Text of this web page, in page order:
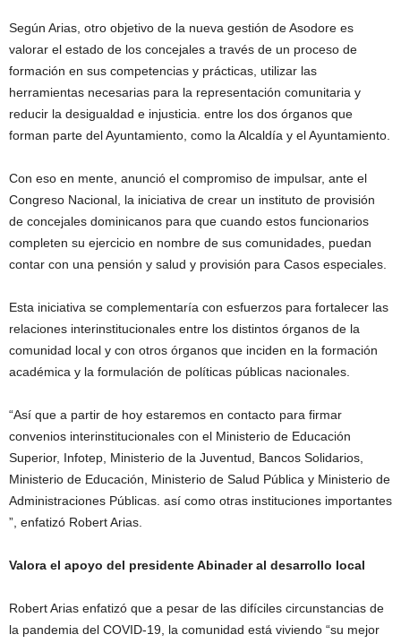
Según Arias, otro objetivo de la nueva gestión de Asodore es
valorar el estado de los concejales a través de un proceso de
formación en sus competencias y prácticas, utilizar las
herramientas necesarias para la representación comunitaria y
reducir la desigualdad e injusticia. entre los dos órganos que
forman parte del Ayuntamiento, como la Alcaldía y el Ayuntamiento.
Con eso en mente, anunció el compromiso de impulsar, ante el
Congreso Nacional, la iniciativa de crear un instituto de provisión
de concejales dominicanos para que cuando estos funcionarios
completen su ejercicio en nombre de sus comunidades, puedan
contar con una pensión y salud y provisión para Casos especiales.
Esta iniciativa se complementaría con esfuerzos para fortalecer las
relaciones interinstitucionales entre los distintos órganos de la
comunidad local y con otros órganos que inciden en la formación
académica y la formulación de políticas públicas nacionales.
“Así que a partir de hoy estaremos en contacto para firmar
convenios interinstitucionales con el Ministerio de Educación
Superior, Infotep, Ministerio de la Juventud, Bancos Solidarios,
Ministerio de Educación, Ministerio de Salud Pública y Ministerio de
Administraciones Públicas. así como otras instituciones importantes
”, enfatizó Robert Arias.
Valora el apoyo del presidente Abinader al desarrollo local
Robert Arias enfatizó que a pesar de las difíciles circunstancias de
la pandemia del COVID-19, la comunidad está viviendo “su mejor